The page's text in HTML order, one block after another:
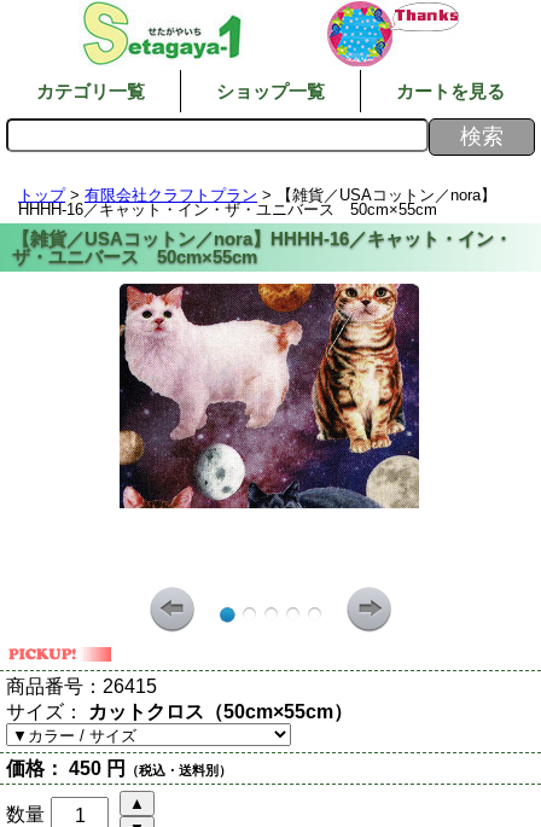
カテゴリ一覧 ショップ一覧 カートを見る
トップ> 有限会社クラフトプラン > 【雑貨／USAコットン／nora】
HHHH-16／キャット・イン・ザ・ユニバース 50cm×55cm
商品番号： 26415
サイズ： カットクロス（50cm×55cm）
価格： 450 円 （税込・送料別）
数量